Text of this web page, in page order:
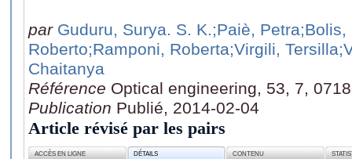
par Guduru, Surya. S. K.;Paiè, Petra;Bolis,
Roberto;Ramponi, Roberta;Virgili, Tersilla
Chaitanya
Référence Optical engineering, 53, 7,
Publication Publié, 2014-02-04
Article révisé par les pairs
ACCÈS EN LIGNE DÉTAILS CONTENU